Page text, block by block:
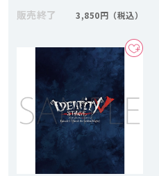
販売終了 3,850円